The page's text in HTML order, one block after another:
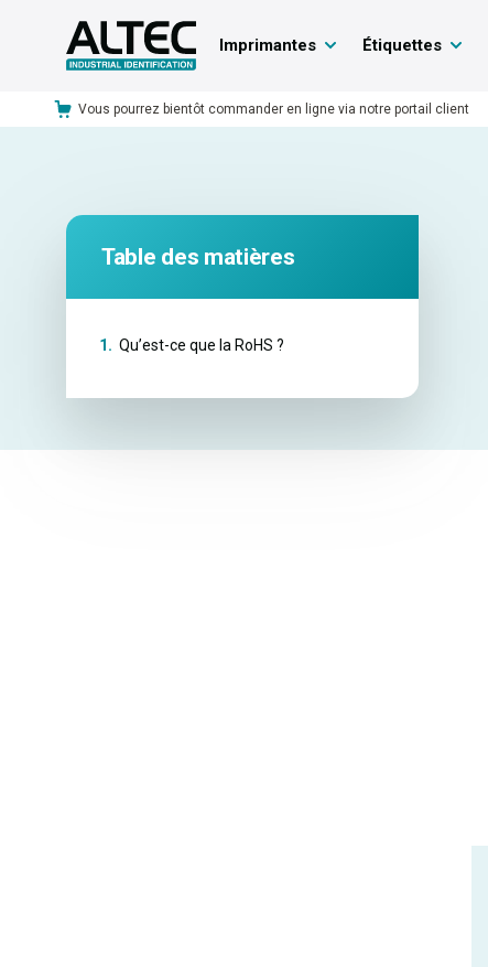
Imprimantes Étiquettes
Vous pourrez bientôt commander en ligne via notre portail client
Table des matières
1. Qu’est-ce que la RoHS ?